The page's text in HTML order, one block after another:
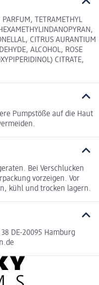
TETRAMETHYL
CITRUS AURANTIUM
ALCOHOL, ROSE
CITRATE,
Pumpstöße auf die Haut
Bei Verschlucken
vorzeigen. Vor
kühl und trocken lagern.
DE-20095 Hamburg